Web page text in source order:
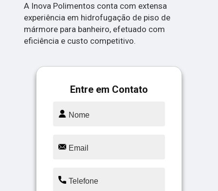
A Inova Polimentos conta com extensa
experiência em hidrofugação de piso de
mármore para banheiro, efetuado com
eficiência e custo competitivo.
Entre em Contato